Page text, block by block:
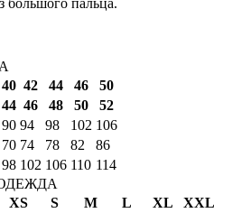
большого пальца.
40 42 44 46
50
44 46 48 50
52
90 94 98 102 106
70 74 78 82
86
98 102 106 110 114
XS S M L XL
XXL